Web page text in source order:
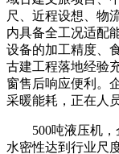
尺、近程设想、物
内具备全工况适配
设备的加工精度、
古建工程落地经验
窗售后响应便利。
采暖能耗，正在人
500吨液压机，
水密性达到行业尺